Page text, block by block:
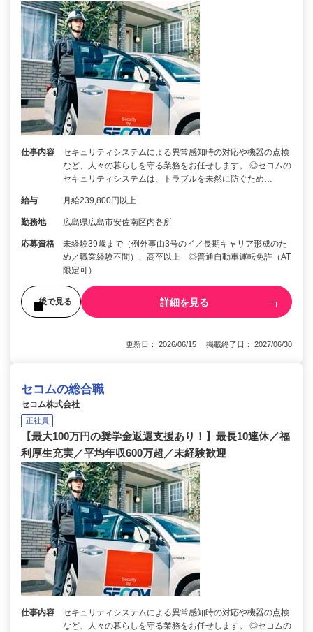
仕事内容
セキュリティシステムによる異常感知時の対応や機器の点検
など、人々の暮らしを守る業務をお任せします。 ◎セコムの
セキュリティシステムは、トラブルを未然に防ぐため…
給与 月給239,800円以上
勤務地 広島県広島市安佐南区内各所
応募資格
未経験39歳まで（例外事由3号のイ／長期キャリア形成のた
め／職業経験不問）、高卒以上 ◎普通自動車運転免許（AT
限定可）
後で見る 詳細を見る
更新日： 2026/06/15 掲載終了日： 2027/06/30
セコムの総合職
セコム株式会社
正社員
【最大100万円の奨学金返還支援あり！】最長10連休／福
利厚生充実／平均年収600万超／未経験歓迎
仕事内容
セキュリティシステムによる異常感知時の対応や機器の点検
など、人々の暮らしを守る業務をお任せします。 ◎セコムの